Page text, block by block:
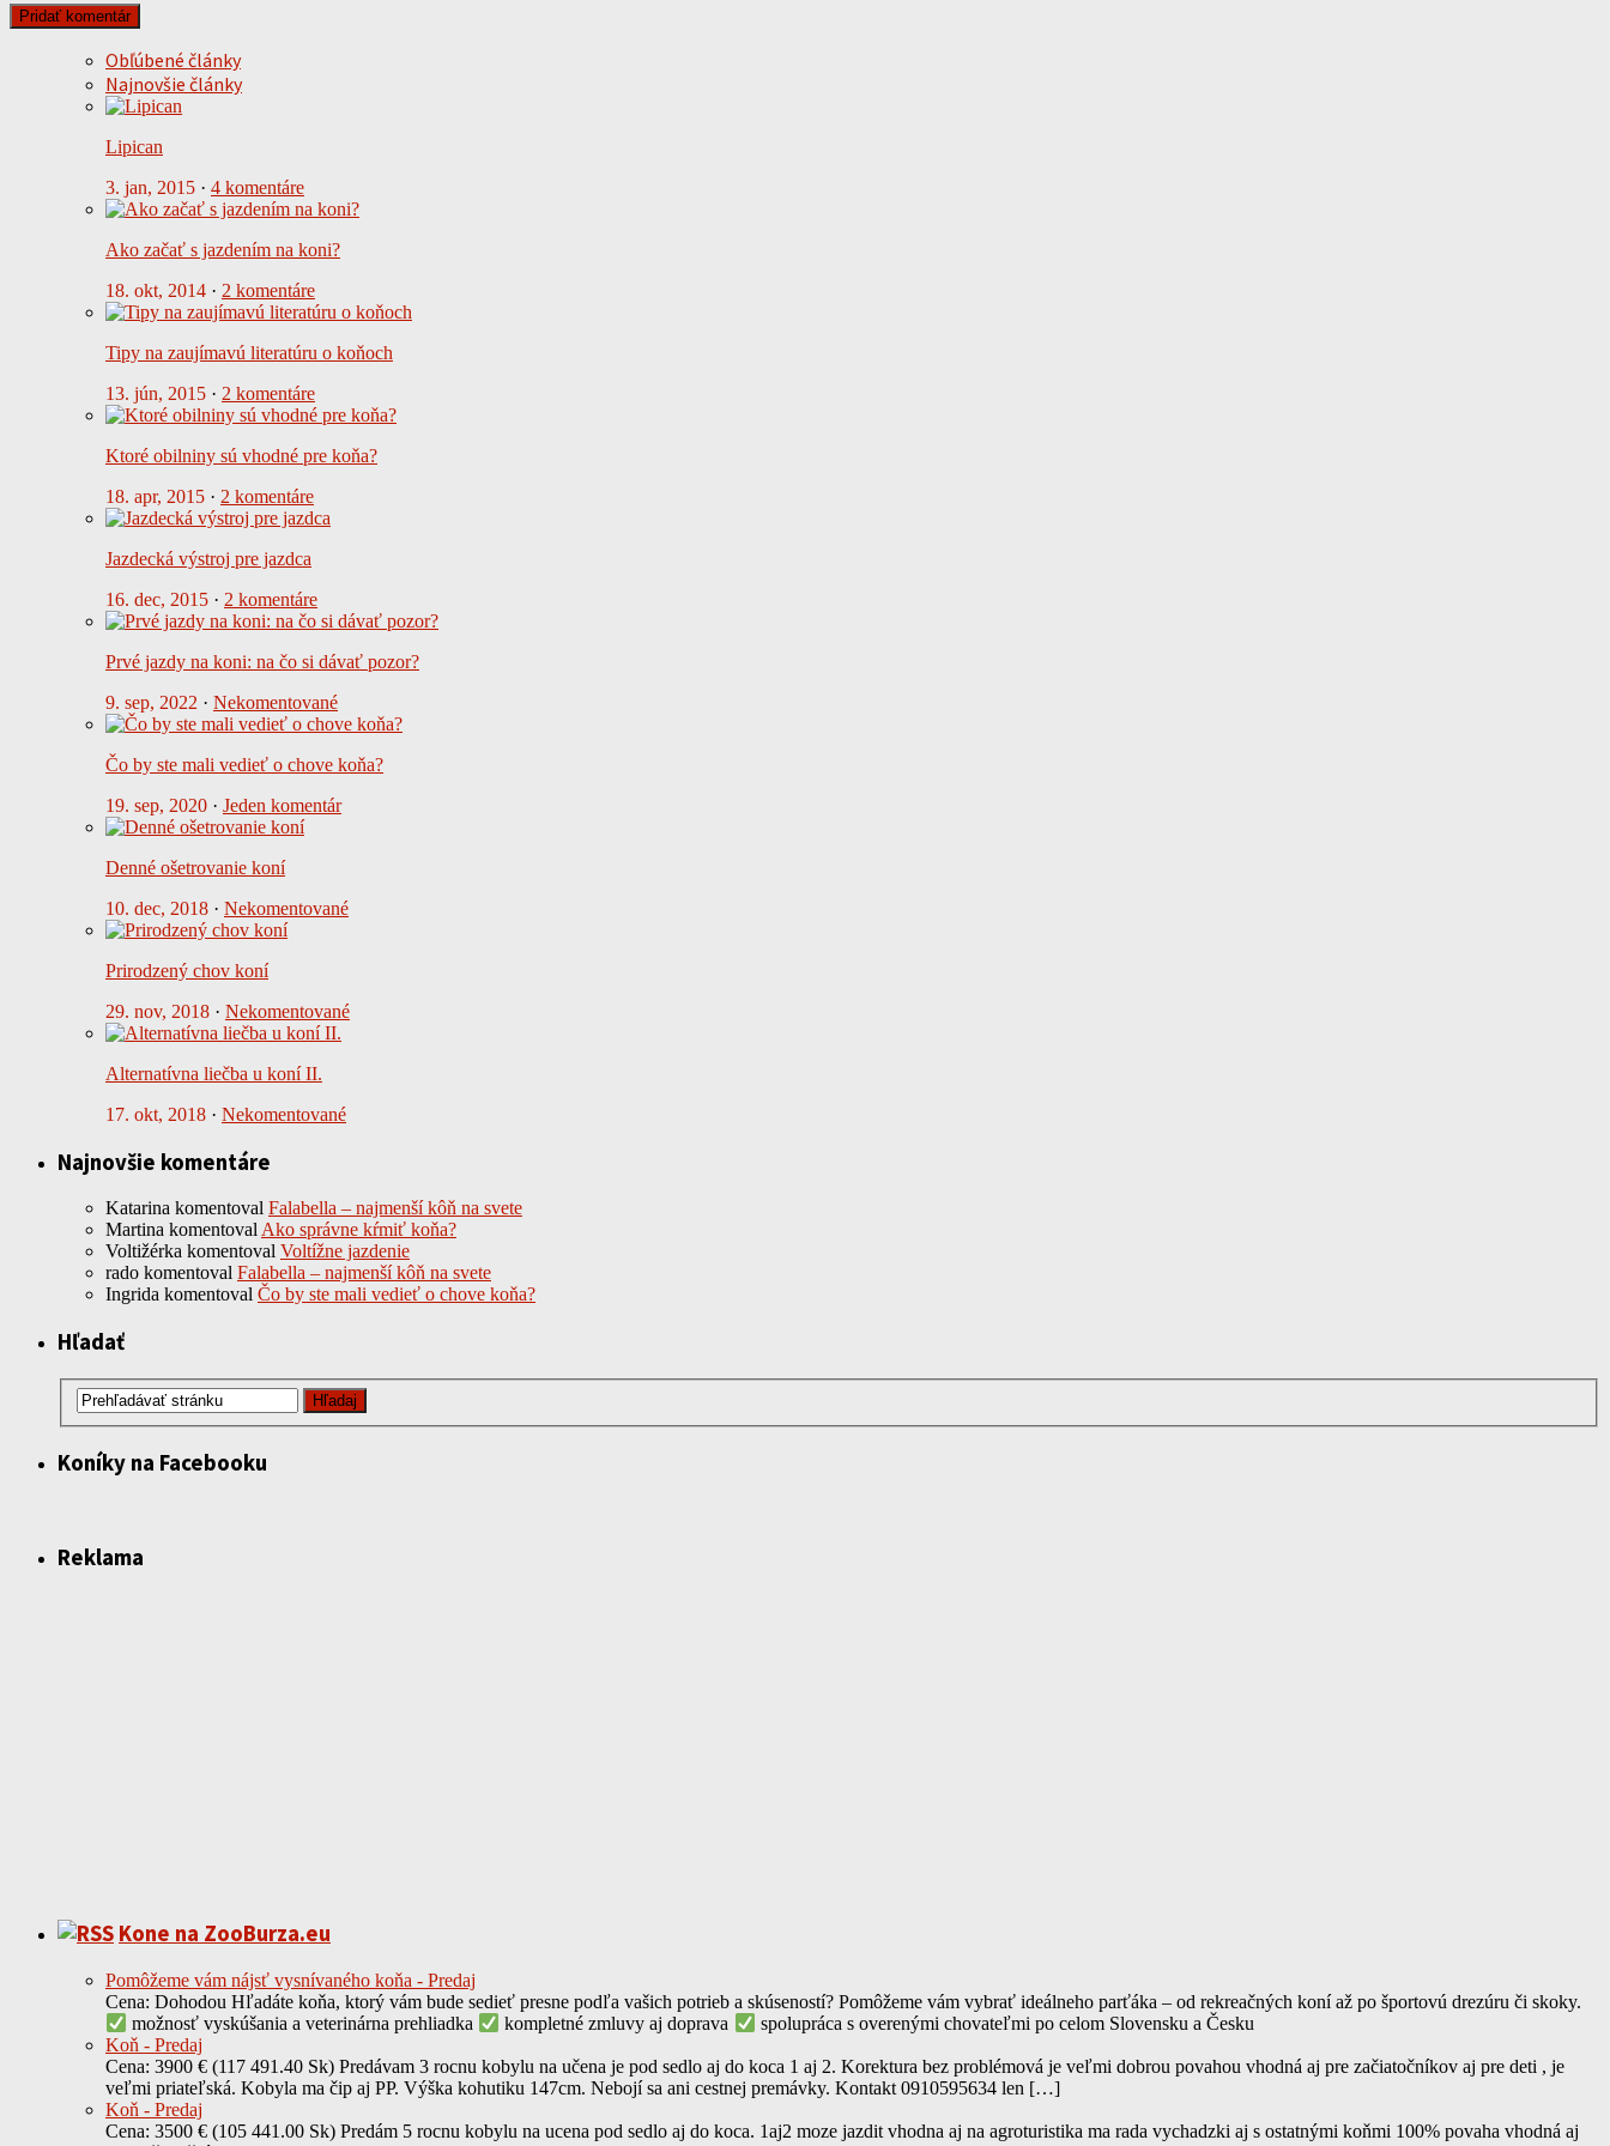
Obľúbené články
Najnovšie články
Lipican
3. jan, 2015 · 4 komentáre
Ako začať s jazdením na koni?
18. okt, 2014 · 2 komentáre
Tipy na zaujímavú literatúru o koňoch
13. jún, 2015 · 2 komentáre
Ktoré obilniny sú vhodné pre koňa?
18. apr, 2015 · 2 komentáre
Jazdecká výstroj pre jazdca
16. dec, 2015 · 2 komentáre
Prvé jazdy na koni: na čo si dávať pozor?
9. sep, 2022 · Nekomentované
Čo by ste mali vedieť o chove koňa?
19. sep, 2020 · Jeden komentár
Denné ošetrovanie koní
10. dec, 2018 · Nekomentované
Prirodzený chov koní
29. nov, 2018 · Nekomentované
Alternatívna liečba u koní II.
17. okt, 2018 · Nekomentované
Najnovšie komentáre
Katarina komentoval Falabella – najmenší kôň na svete
Martina komentovalAko správne kŕmiť koňa?
Voltižérka komentoval Voltížne jazdenie
rado komentoval Falabella – najmenší kôň na svete
Ingrida komentoval Čo by ste mali vedieť o chove koňa?
Hľadať
Koníky na Facebooku
Reklama
Kone na ZooBurza.eu
Pomôžeme vám nájsť vysnívaného koňa - Predaj
Cena: Dohodou Hľadáte koňa, ktorý vám bude sedieť presne podľa vašich potrieb a skúseností? Pomôžeme vám vybrať ideálneho parťáka – od rekreačných koní až po športovú drezúru či skoky.
možnosť vyskúšania a veterinárna prehliadka
kompletné zmluvy aj doprava
spolupráca s overenými chovateľmi po celom Slovensku a Česku
Koň - Predaj
Cena: 3900 € (117 491.40 Sk) Predávam 3 rocnu kobylu na učena je pod sedlo aj do koca 1 aj 2. Korektura bez problémová je veľmi dobrou povahou vhodná aj pre začiatočníkov aj pre deti , je
veľmi priateľská. Kobyla ma čip aj PP. Výška kohutiku 147cm. Nebojí sa ani cestnej premávky. Kontakt 0910595634 len […]
Koň - Predaj
Cena: 3500 € (105 441.00 Sk) Predám 5 rocnu kobylu na ucena pod sedlo aj do koca. 1aj2 moze jazdit vhodna aj na agroturistika ma rada vychadzki aj s ostatnými koňmi 100% povaha vhodná aj